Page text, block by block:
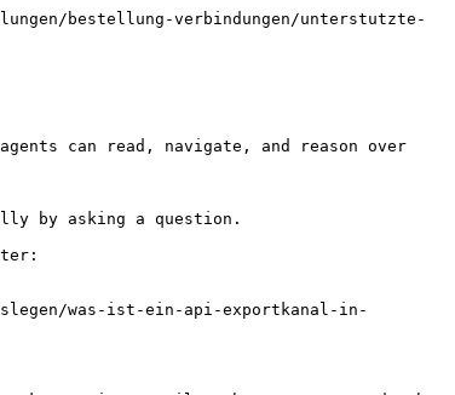
bestellung-verbindungen/unterstutzte-
can read, navigate, and reason over
by asking a question.
was-ist-ein-api-exportkanal-in-